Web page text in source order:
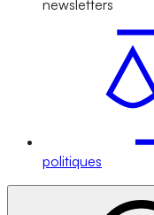
newsletters
politiques